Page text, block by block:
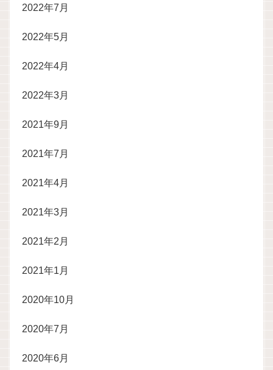
2022年7月
2022年5月
2022年4月
2022年3月
2021年9月
2021年7月
2021年4月
2021年3月
2021年2月
2021年1月
2020年10月
2020年7月
2020年6月